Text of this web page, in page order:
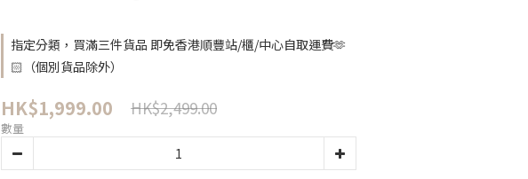
指定分類，買滿三件貨品 即免香港順豐站/櫃/中心自取運費🫶
🏻（個別貨品除外）
HK$1,999.00 HK$2,499.00
數量